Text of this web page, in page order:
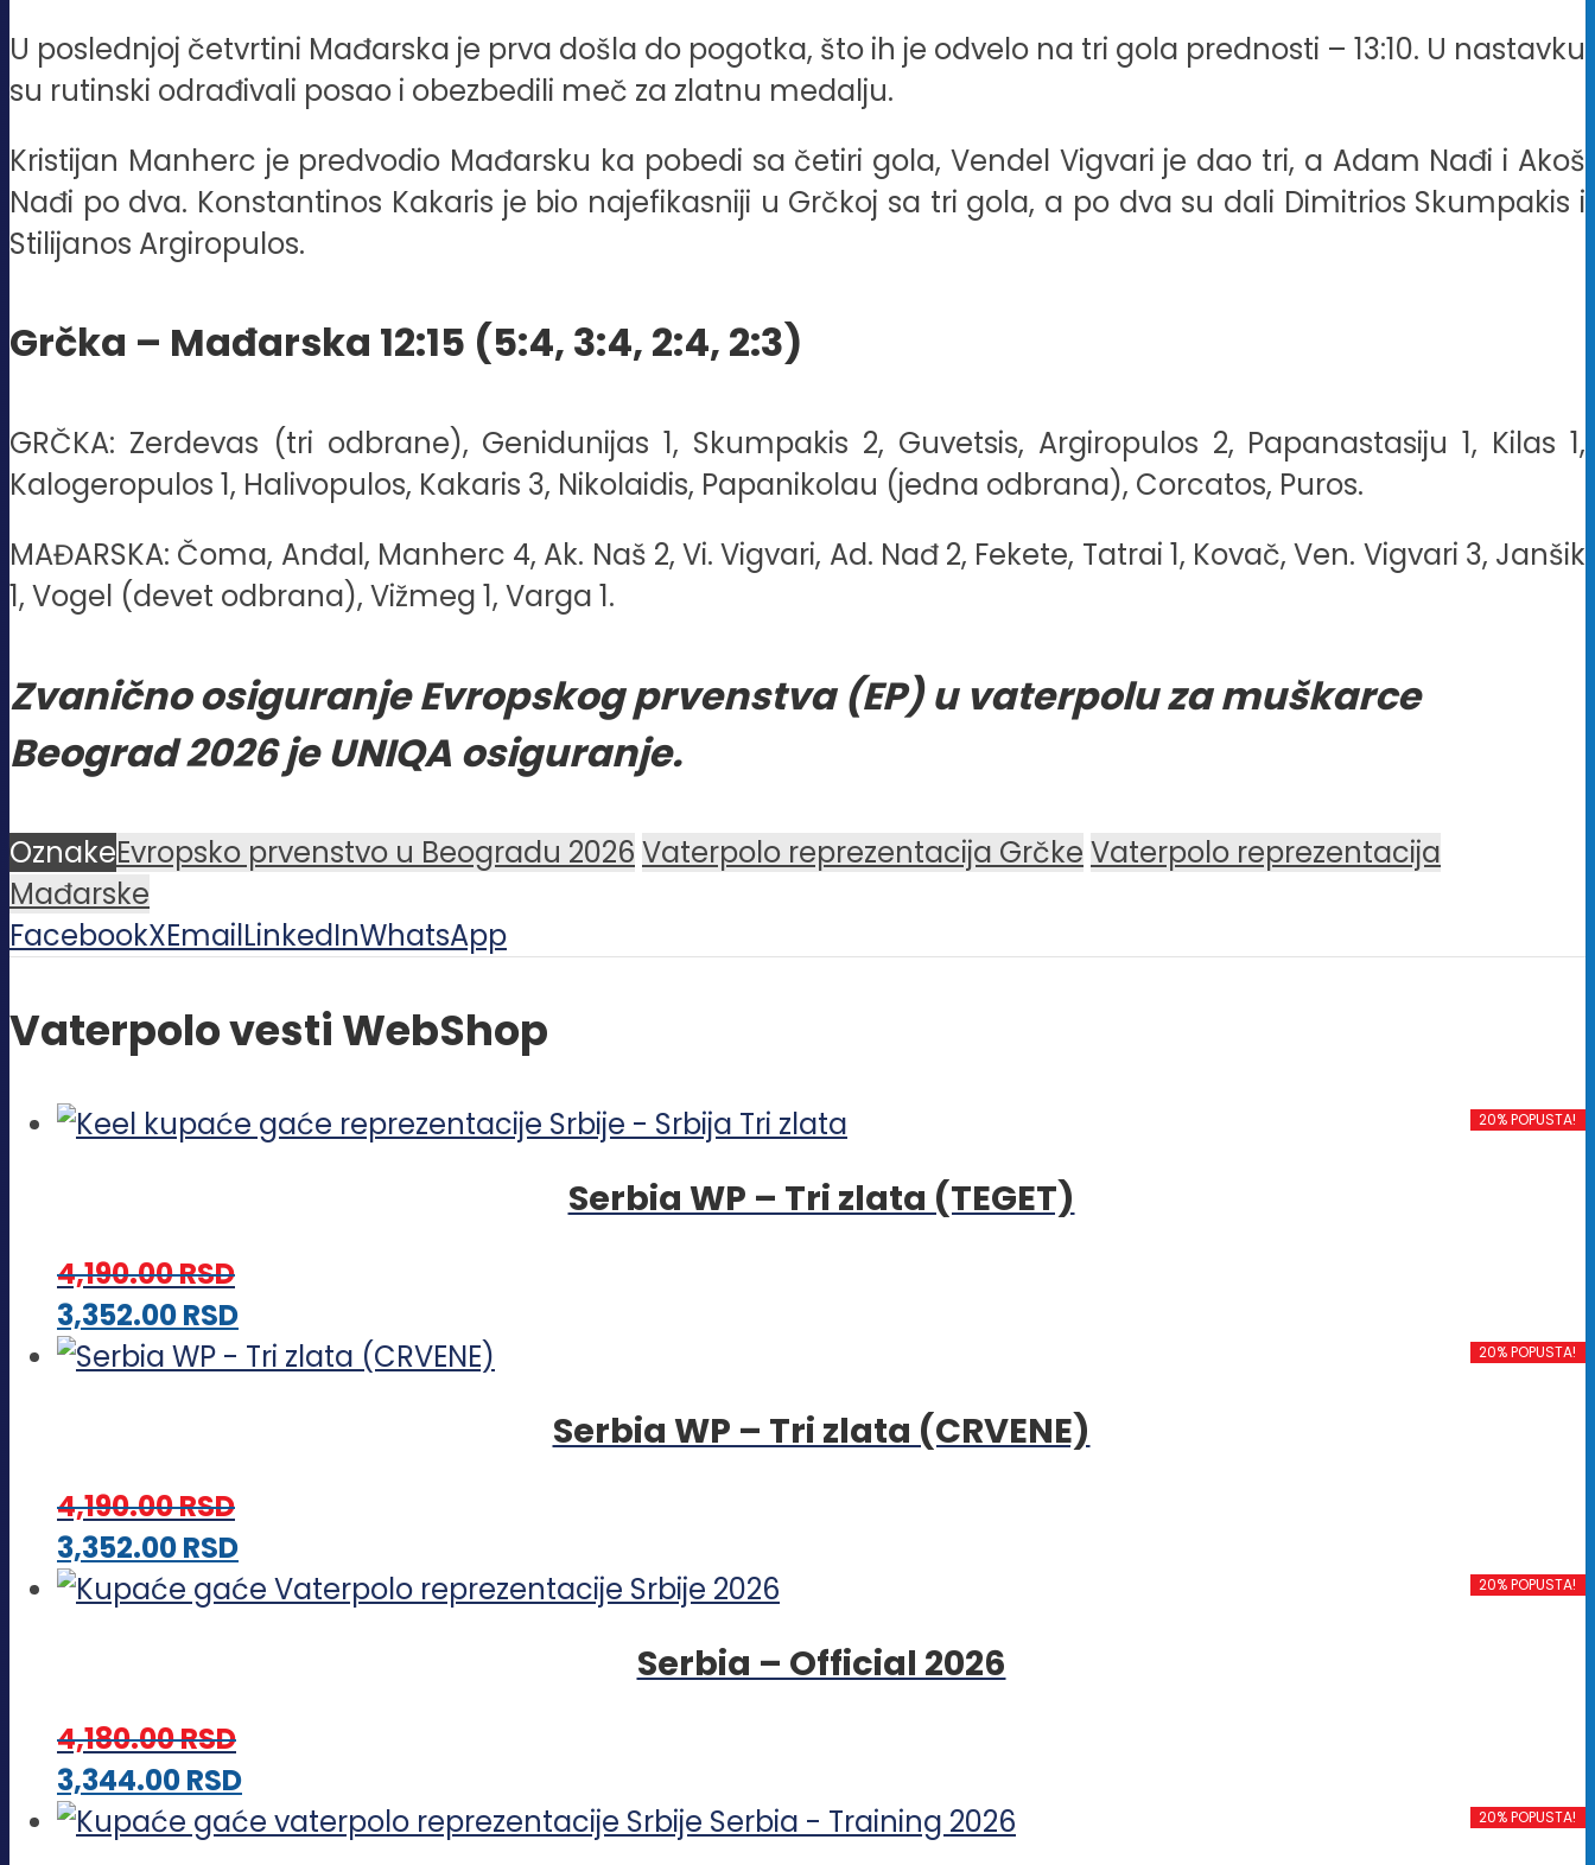
U poslednjoj četvrtini Mađarska je prva došla do pogotka, što ih je odvelo na tri gola prednosti – 13:10. U nastavku
su rutinski odrađivali posao i obezbedili meč za zlatnu medalju.
Kristijan Manherc je predvodio Mađarsku ka pobedi sa četiri gola, Vendel Vigvari je dao tri, a Adam Nađi i Akoš
Nađi po dva. Konstantinos Kakaris je bio najefikasniji u Grčkoj sa tri gola, a po dva su dali Dimitrios Skumpakis i
Stilijanos Argiropulos.
Grčka – Mađarska 12:15 (5:4, 3:4, 2:4, 2:3)
GRČKA: Zerdevas (tri odbrane), Genidunijas 1, Skumpakis 2, Guvetsis, Argiropulos 2, Papanastasiju 1, Kilas 1,
Kalogeropulos 1, Halivopulos, Kakaris 3, Nikolaidis, Papanikolau (jedna odbrana), Corcatos, Puros.
MAĐARSKA: Čoma, Anđal, Manherc 4, Ak. Naš 2, Vi. Vigvari, Ad. Nađ 2, Fekete, Tatrai 1, Kovač, Ven. Vigvari 3, Janšik
1, Vogel (devet odbrana), Vižmeg 1, Varga 1.
Zvanično osiguranje Evropskog prvenstva (EP) u vaterpolu za muškarce
Beograd 2026 je UNIQA osiguranje.
OznakeEvropsko prvenstvo u Beogradu 2026 Vaterpolo reprezentacija Grčke Vaterpolo reprezentacija
Mađarske
FacebookXEmailLinkedInWhatsApp
Vaterpolo vesti WebShop
20% POPUSTA!
Serbia WP – Tri zlata (TEGET)
4,190.00RSD
3,352.00RSDOvaj
proizvod
mogu
biti
proizvoda.
20% POPUSTA!
Serbia WP – Tri zlata (CRVENE)
4,190.00RSD
3,352.00RSDOvaj
proizvod
mogu
biti
20% POPUSTA!
Serbia – Official 2026
4,180.00RSD
3,344.00RSDOvaj
proizvod
20% POPUSTA!